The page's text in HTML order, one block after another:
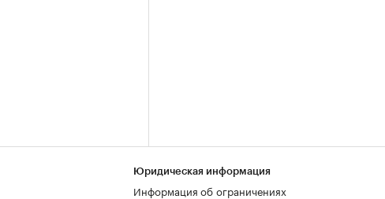
Юридическая информация
Информация об ограничениях